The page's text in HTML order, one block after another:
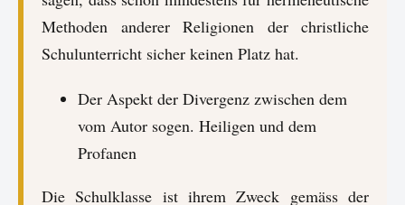
Methoden anderer Religionen der christliche
Schulunterricht sicher keinen Platz hat.
Der Aspekt der Divergenz zwischen dem
vom Autor sogen. Heiligen und dem
Profanen
Die Schulklasse ist ihrem Zweck gemäss der